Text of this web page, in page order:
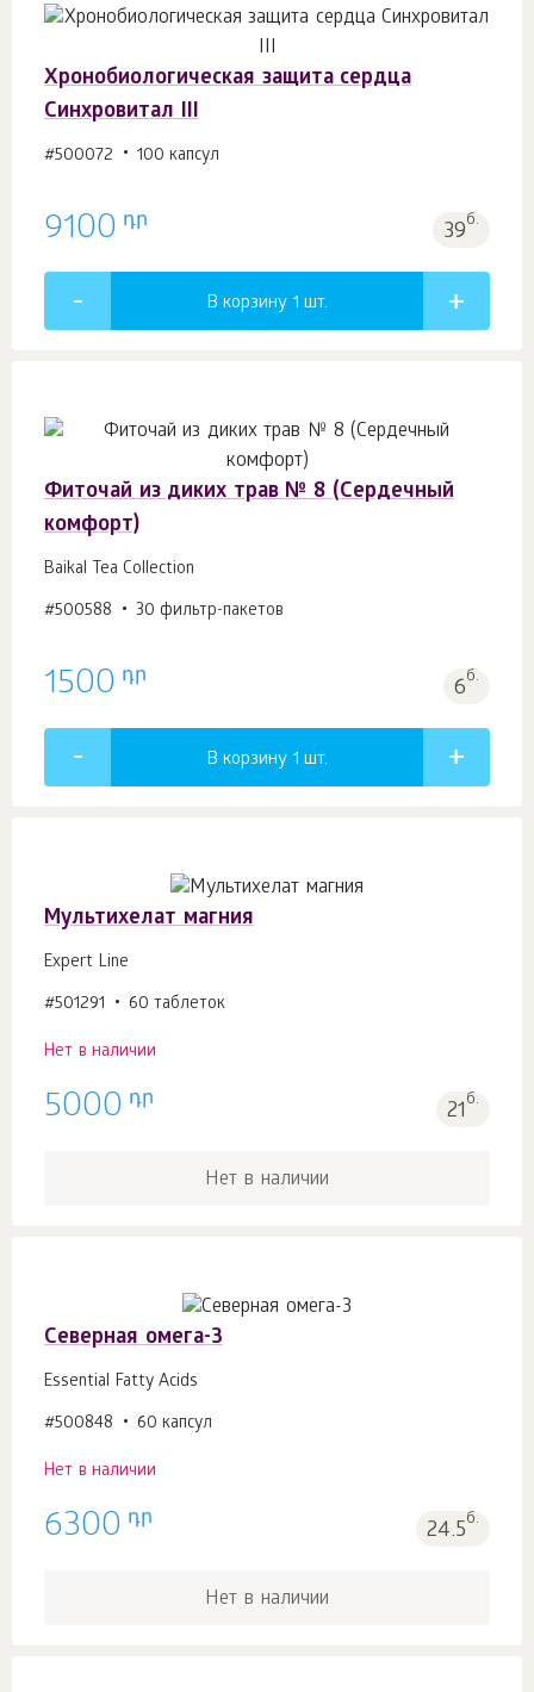
Хронобиологическая защита сердца
Синхровитал III
#500072 100 капсул
9100 դր 39б.
В корзину 1 шт.
Фиточай из диких трав № 8 (Сердечный
комфорт)
Baikal Tea Collection
#500588 30 фильтр-пакетов
1500 դր 6б.
В корзину 1 шт.
Мультихелат магния
Expert Line
#501291 60 таблеток
Нет в наличии
5000 դր 21б.
Нет в наличии
Северная омега-3
Essential Fatty Acids
#500848 60 капсул
Нет в наличии
6300 դր 24.5б.
Нет в наличии